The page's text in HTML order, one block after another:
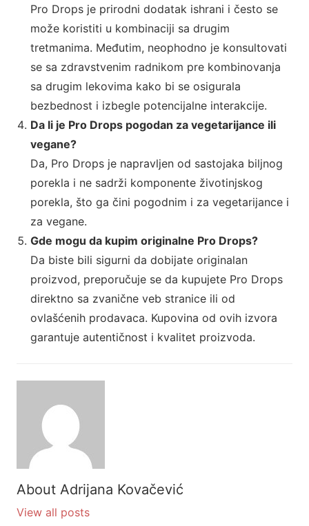
Pro Drops je prirodni dodatak ishrani i često se
može koristiti u kombinaciji sa drugim
tretmanima. Međutim, neophodno je konsultovati
se sa zdravstvenim radnikom pre kombinovanja
sa drugim lekovima kako bi se osigurala
bezbednost i izbegle potencijalne interakcije.
Da li je Pro Drops pogodan za vegetarijance ili
vegane?
Da, Pro Drops je napravljen od sastojaka biljnog
porekla i ne sadrži komponente životinjskog
porekla, što ga čini pogodnim i za vegetarijance i
za vegane.
Gde mogu da kupim originalne Pro Drops?
Da biste bili sigurni da dobijate originalan
proizvod, preporučuje se da kupujete Pro Drops
direktno sa zvanične veb stranice ili od
ovlašćenih prodavaca. Kupovina od ovih izvora
garantuje autentičnost i kvalitet proizvoda.
About Adrijana Kovačević
View all posts